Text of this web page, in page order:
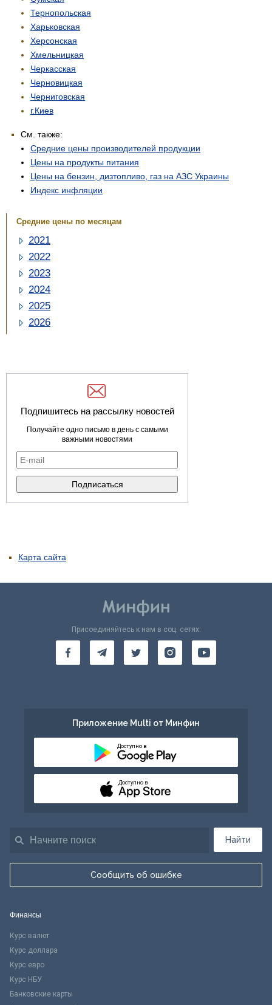
Тернопольская
Харьковская
Херсонская
Хмельницкая
Черкасская
Черновицкая
Черниговская
г.Киев
См. также:
Средние цены производителей продукции
Цены на продукты питания
Цены на бензин, дизтопливо, газ на АЗС Украины
Индекс инфляции
Средние цены по месяцам
2021
2022
2023
2024
2025
2026
Подпишитесь на рассылку новостей
Получайте одно письмо в день с самыми
важными новостями
Карта сайта
Найти
Сообщить об ошибке
Присоединяйтесь к нам в соц. сетях:
Приложение Multi от Минфин
Доступно в
Доступно в
Финансы
Курс валют
Курс доллара
Курс евро
Курс НБУ
Банковские карты